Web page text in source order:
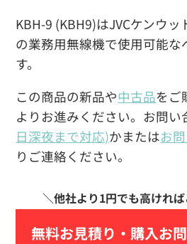
KBH-9 (KBH9)はJVCケンウッ
の業務用無線機で使用可能な
す。
この商品の新品や中古品をご
よりお進みください。お問い
日深夜まで対応)かまたはお
りご連絡ください。
無料お見積り・ 購入お